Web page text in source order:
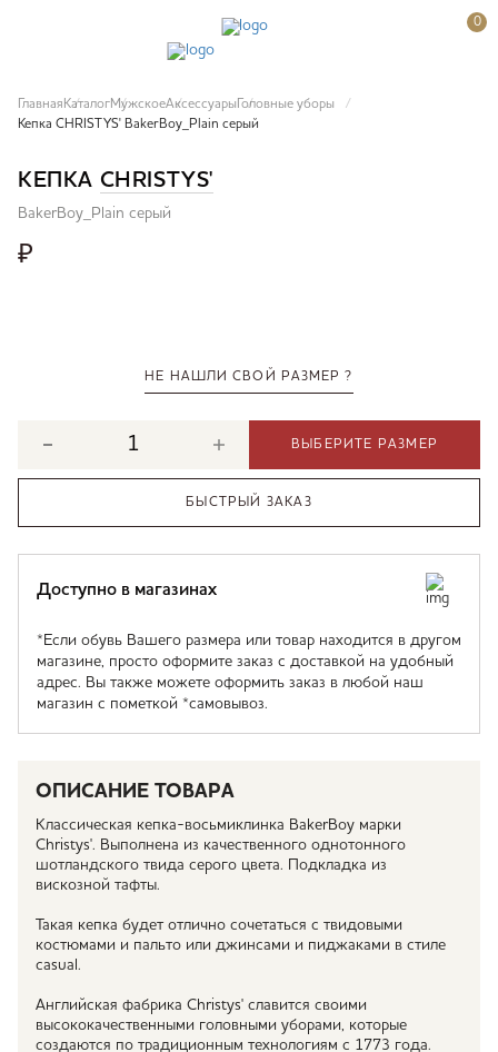
0
Главная КаталогМужскоеАксессуары Головные уборы
Кепка CHRISTYS' BakerBoy_Plain серый
КЕПКА CHRISTYS'
BakerBoy_Plain серый
₽
НЕ НАШЛИ СВОЙ РАЗМЕР ?
ВЫБЕРИТЕ РАЗМЕР
БЫСТРЫЙ ЗАКАЗ
Доступно в магазинах
*Если обувь Вашего размера или товар находится в другом
магазине, просто оформите заказ с доставкой на удобный
адрес. Вы также можете оформить заказ в любой наш
магазин с пометкой *самовывоз.
ОПИСАНИЕ ТОВАРА
Классическая кепка-восьмиклинка BakerBoy марки
Christys'. Выполнена из качественного однотонного
шотландского твида серого цвета. Подкладка из
вискозной тафты.
Такая кепка будет отлично сочетаться с твидовыми
костюмами и пальто или джинсами и пиджаками в стиле
casual.
Английская фабрика Christys' славится своими
высококачественными головными уборами, которые
создаются по традиционным технологиям с 1773 года.